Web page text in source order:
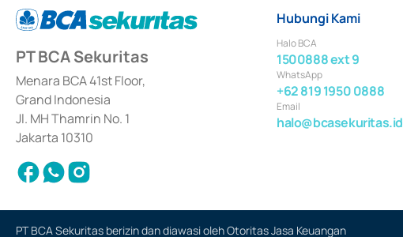
PT BCA Sekuritas
Menara BCA 41st Floor,
Grand Indonesia
Jl. MH Thamrin No. 1
Jakarta 10310
Hubungi Kami
Halo BCA
1500888 ext 9
WhatsApp
+62 819 1950 0888
Email
halo@bcasekuritas.id
PT BCA Sekuritas berizin dan diawasi oleh Otoritas Jasa Keuangan